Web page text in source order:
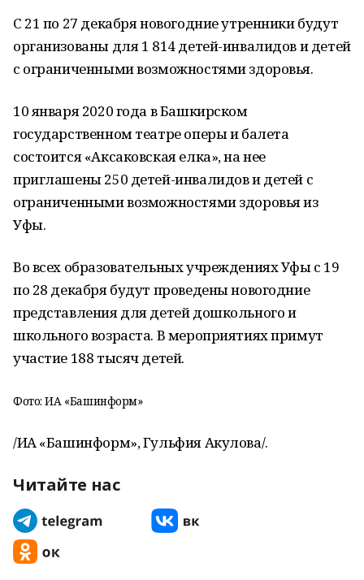
С 21 по 27 декабря новогодние утренники будут
организованы для 1 814 детей-инвалидов и детей
с ограниченными возможностями здоровья.
10 января 2020 года в Башкирском
государственном театре оперы и балета
состоится «Аксаковская елка», на нее
приглашены 250 детей-инвалидов и детей с
ограниченными возможностями здоровья из
Уфы.
Во всех образовательных учреждениях Уфы с 19
по 28 декабря будут проведены новогодние
представления для детей дошкольного и
школьного возраста. В мероприятиях примут
участие 188 тысяч детей.
Фото: ИА «Башинформ»
/ИА «Башинформ», Гульфия Акулова/.
Читайте нас